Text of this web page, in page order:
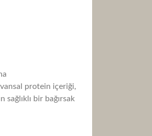
protein içeriği,
bir bağırsak